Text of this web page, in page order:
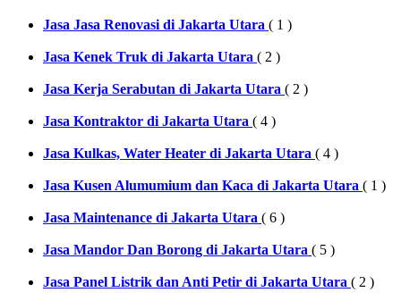
Jasa Jasa Renovasi di Jakarta Utara ( 1 )
Jasa Kenek Truk di Jakarta Utara ( 2 )
Jasa Kerja Serabutan di Jakarta Utara ( 2 )
Jasa Kontraktor di Jakarta Utara ( 4 )
Jasa Kulkas, Water Heater di Jakarta Utara ( 4 )
Jasa Kusen Alumumium dan Kaca di Jakarta Utara ( 1 )
Jasa Maintenance di Jakarta Utara ( 6 )
Jasa Mandor Dan Borong di Jakarta Utara ( 5 )
Jasa Panel Listrik dan Anti Petir di Jakarta Utara ( 2 )